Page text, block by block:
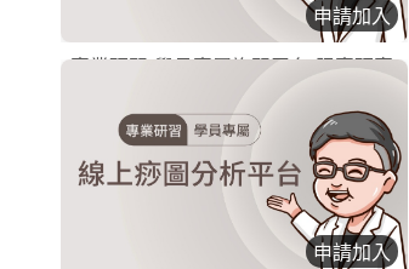
申請加入
專業研習-學員專屬複習平台(限專研實...
購買後有效期限：課程下架時
13274
780
申請加入